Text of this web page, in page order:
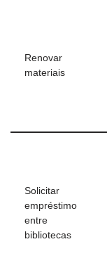
Renovar
materiais
Solicitar
empréstimo
entre
bibliotecas